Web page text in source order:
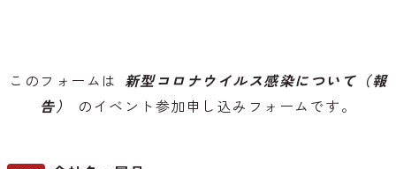
このフォームは 新型コロナウイルス感染について（報
告）
のイベント参加申し込みフォームです。